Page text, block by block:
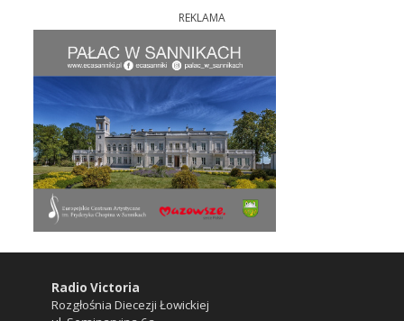
REKLAMA
Radio Victoria
Rozgłośnia Diecezji Łowickiej